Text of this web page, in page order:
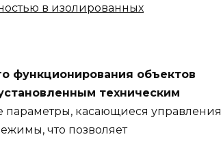
в изолированных
функционирования объектов
техническим
касающиеся управления
что позволяет